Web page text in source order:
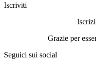
Iscriviti
Grazie per
Seguici sui social